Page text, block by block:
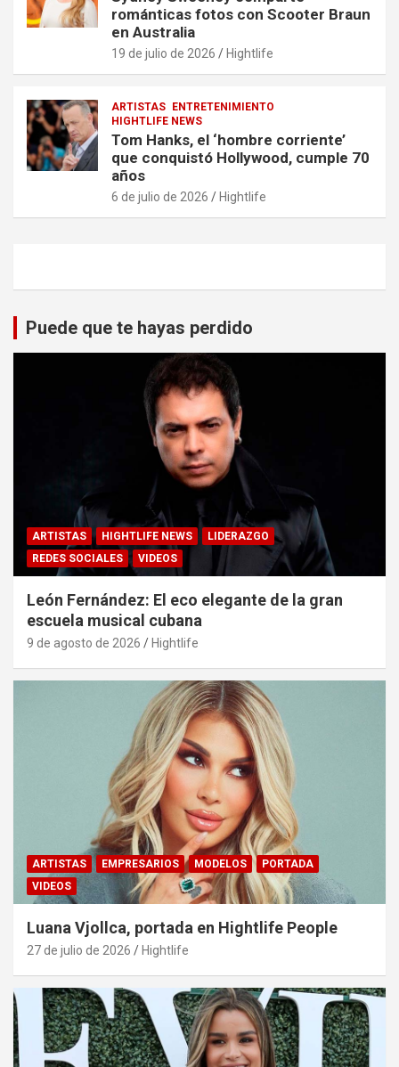
románticas fotos con Scooter Braun
en Australia
19 de julio de 2026 Hightlife
ARTISTAS
ENTRETENIMIENTO
HIGHTLIFE NEWS
Tom Hanks, el ‘hombre corriente’
que conquistó Hollywood, cumple 70
años
6 de julio de 2026 Hightlife
Puede que te hayas perdido
ARTISTAS HIGHTLIFE NEWS
LIDERAZGO
REDES SOCIALES
VIDEOS
León Fernández: El eco elegante de la gran
escuela musical cubana
9 de agosto de 2026 Hightlife
ARTISTAS EMPRESARIOS MODELOS
PORTADA
VIDEOS
Luana Vjollca, portada en Hightlife People
27 de julio de 2026 Hightlife